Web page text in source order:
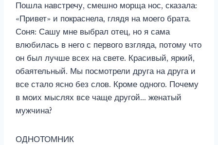
Пошла навстречу, смешно морща нос, сказала:
«Привет» и покраснела, глядя на моего брата.
Соня: Сашу мне выбрал отец, но я сама
влюбилась в него с первого взгляда, потому что
он был лучше всех на свете. Красивый, яркий,
обаятельный. Мы посмотрели друга на друга и
все стало ясно без слов. Кроме одного. Почему
в моих мыслях все чаще другой… женатый
мужчина?
ОДНОТОМНИК